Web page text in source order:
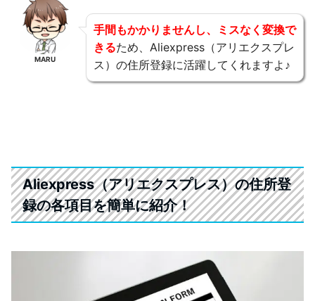
MARU
手間もかかりませんし、ミスなく変換で
きるため、Aliexpress（アリエクスプレ
ス）の住所登録に活躍してくれますよ♪
Aliexpress（アリエクスプレス）の住所登
録の各項目を簡単に紹介！